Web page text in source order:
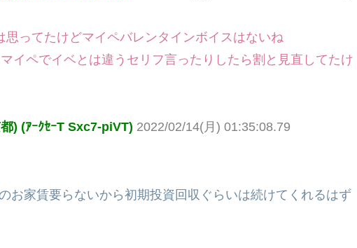
ってたけどマイペバレンタインボイスはないね
イペでイベとは違うセリフ言ったりしたら割と見直してたけ
) (ｱｰｸｾｰT Sxc7-piVT) 2022/02/14(月) 01:35:08.79
お家賃要らないから初期投資回収ぐらいは続けてくれるはず